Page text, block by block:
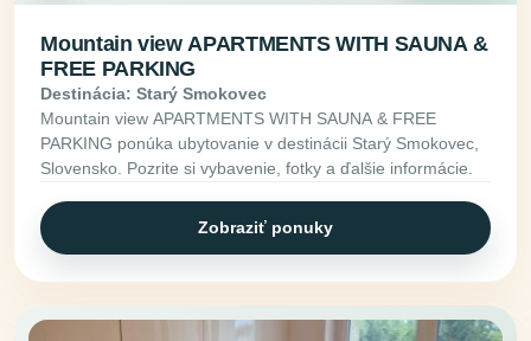
Mountain view APARTMENTS WITH SAUNA &
FREE PARKING
Destinácia: Starý Smokovec
Mountain view APARTMENTS WITH SAUNA & FREE
PARKING ponúka ubytovanie v destinácii Starý Smokovec,
Slovensko. Pozrite si vybavenie, fotky a ďalšie informácie.
Zobraziť ponuky